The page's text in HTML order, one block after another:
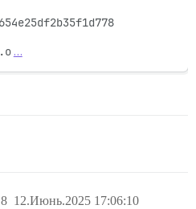
…
12.Июнь.2025 17:06:10
8